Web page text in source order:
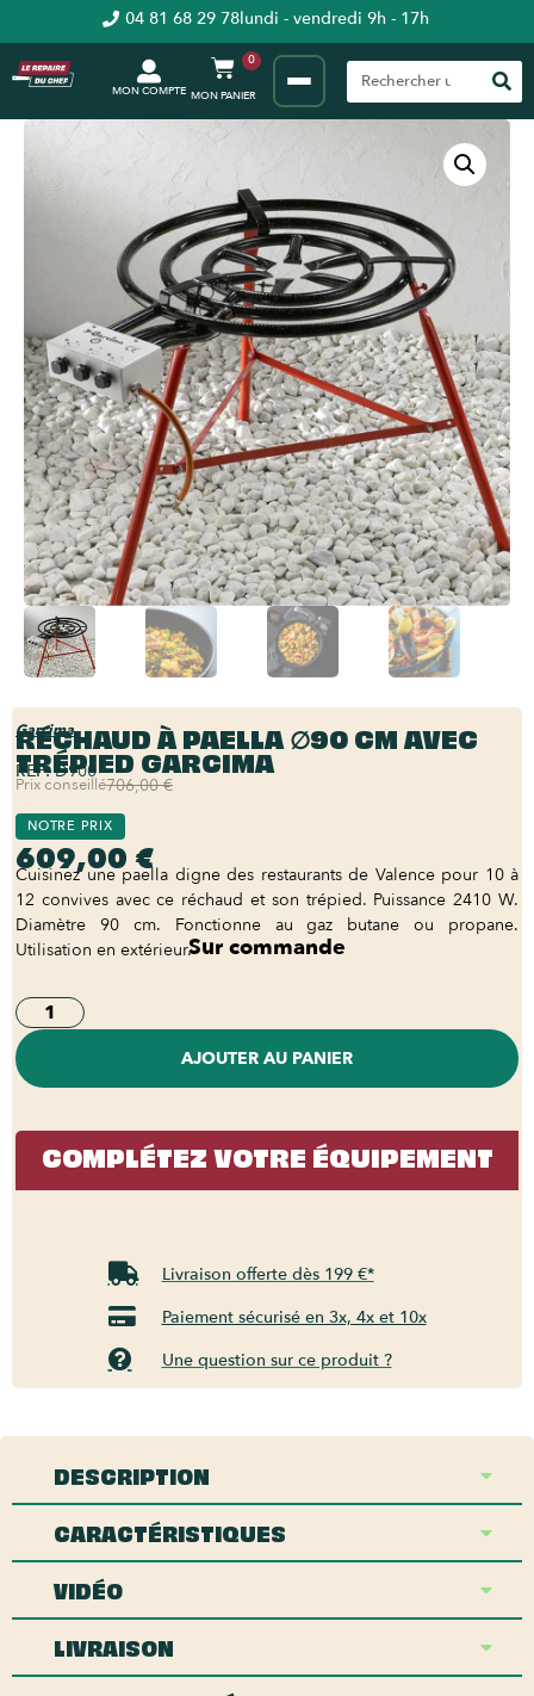
04 81 68 29 78lundi - vendredi 9h - 17h
MON COMPTE
0
Garcima
RÉCHAUD À PAELLA ∅90 CM AVEC
TRÉPIED GARCIMA
REF:D900
Prix conseillé706,00 €
NOTRE PRIX
609,00 €
Cuisinez une paella digne des restaurants de Valence pour 10 à
12 convives avec ce réchaud et son trépied. Puissance 2410 W.
Diamètre 90 cm. Fonctionne au gaz butane ou propane.
Utilisation en extérieur.Sur commande
AJOUTER AU PANIER
COMPLÉTEZ VOTRE ÉQUIPEMENT
Livraison offerte dès 199 €*
Paiement sécurisé en 3x, 4x et 10x
Une question sur ce produit ?
DESCRIPTION
CARACTÉRISTIQUES
VIDÉO
LIVRAISON